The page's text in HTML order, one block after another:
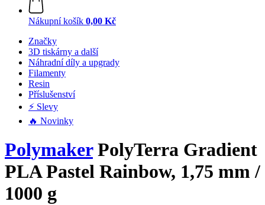
Nákupní košík 0,00 Kč
Značky
3D tiskárny a další
Náhradní díly a upgrady
Filamenty
Resin
Příslušenství
⚡ Slevy
🔥 Novinky
PolymakerPolyTerra Gradient
PLA Pastel Rainbow, 1,75 mm /
1000 g